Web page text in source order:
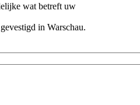
wat betreft uw
in Warschau.